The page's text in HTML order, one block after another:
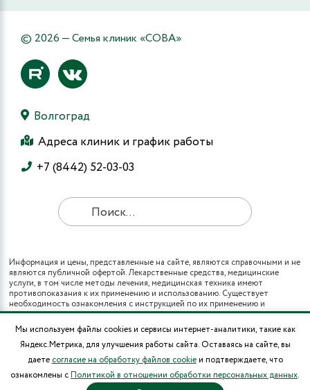
© 2026 — Семья клиник «СОВА»
Волгоград
Адреса клиник и график работы
+7 (8442) 52-03-03
Информация и цены, представленные на сайте, являются справочными и не
являются публичной офертой. Лекарственные средства, медицинские
услуги, в том числе методы лечения, медицинская техника имеют
противопоказания к их применению и использованию. Существует
необходимость ознакомления с инструкцией по их применению и
получения консультации специалистов.
Все виды медицинских услуг вы также можете получить в рамках
программы государственных гарантий бесплатного оказания гражданам
медицинской помощи и территориальных программ государственных
гарантий бесплатного оказания гражданам медицинской помощи (при
наличии полиса ОМС в муниципальных поликлиниках города).
* Цены на операции носят информационный характер и могут изменяться в
зависимости от сложности и использования расходных материалов.
Мы используем файлы cookies и сервисы интернет-аналитики, такие как
Яндекс.Метрика, для улучшения работы сайта. Оставаясь на сайте, вы
даете согласие на обработку файлов cookieи подтверждаете, что
ознакомлены сПолитикой в отношении обработки персональных данных.